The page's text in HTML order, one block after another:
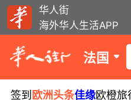
华人街
海外华人生活APP
法国
签到 欧洲头条佳缘欧橙旅